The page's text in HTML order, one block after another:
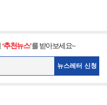
‘추천뉴스’를 받아보세요~
뉴스레터 신청